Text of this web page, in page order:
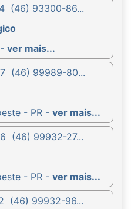
(46) 93300-86...
ver mais...
(46) 99989-80...
- PR - ver mais...
(46) 99932-27...
- PR - ver mais...
(46) 99932-96...